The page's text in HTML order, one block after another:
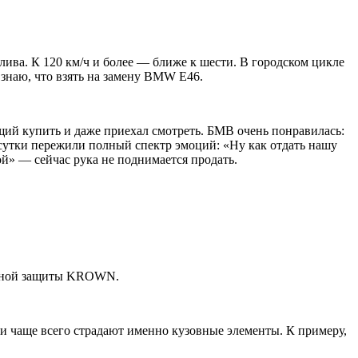
К 120 км/ч и более — ближе к шести. В городском цикле
что взять на замену BMW E46.
купить и даже приехал смотреть. БМВ очень понравилась:
пережили полный спектр эмоций: «Ну как отдать нашу
— сейчас рука не поднимается продать.
защиты KROWN.
всего страдают именно кузовные элементы. К примеру,